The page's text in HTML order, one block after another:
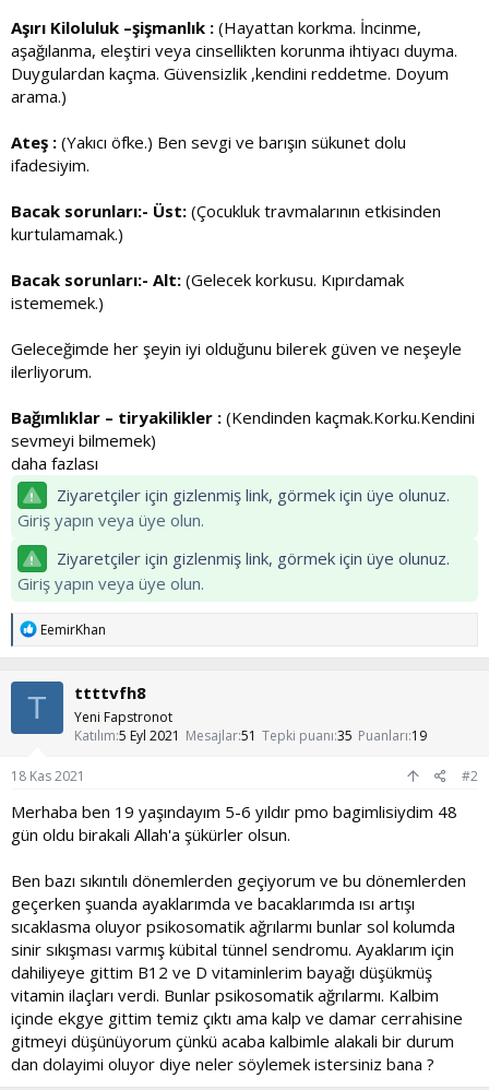
Aşırı Kiloluluk –şişmanlık : (Hayattan korkma. İncinme,
aşağılanma, eleştiri veya cinsellikten korunma ihtiyacı duyma.
Duygulardan kaçma. Güvensizlik ,kendini reddetme. Doyum
arama.)
Ateş : (Yakıcı öfke.) Ben sevgi ve barışın sükunet dolu
ifadesiyim.
Bacak sorunları:- Üst: (Çocukluk travmalarının etkisinden
kurtulamamak.)
Bacak sorunları:- Alt: (Gelecek korkusu. Kıpırdamak
istememek.)
Geleceğimde her şeyin iyi olduğunu bilerek güven ve neşeyle
ilerliyorum.
Bağımlıklar – tiryakilikler : (Kendinden kaçmak.Korku.Kendini
sevmeyi bilmemek)
daha fazlası
Ziyaretçiler için gizlenmiş link, görmek için üye olunuz.
Giriş yapın veya üye olun.
Ziyaretçiler için gizlenmiş link, görmek için üye olunuz.
Giriş yapın veya üye olun.
T
p
k
i
e
EemirKhan
T ttttvfh8
Yeni Fapstronot
Katılım 5 Eyl 2021 Mesajlar51 Tepki puanı 35 Puanları 19
18 Kas 2021 #2
Merhaba ben 19 yaşındayım 5-6 yıldır pmo bagimlisiydim 48
gün oldu birakali Allah'a şükürler olsun.
Ben bazı sıkıntılı dönemlerden geçiyorum ve bu dönemlerden
geçerken şuanda ayaklarımda ve bacaklarımda ısı artışı
sıcaklasma oluyor psikosomatik ağrılarmı bunlar sol kolumda
sinir sıkışması varmış kübital tünnel sendromu. Ayaklarım için
dahiliyeye gittim B12 ve D vitaminlerim bayağı düşükmüş
vitamin ilaçları verdi. Bunlar psikosomatik ağrılarmı. Kalbim
içinde ekgye gittim temiz çıktı ama kalp ve damar cerrahisine
gitmeyi düşünüyorum çünkü acaba kalbimle alakali bir durum
dan dolayimi oluyor diye neler söylemek istersiniz bana ?